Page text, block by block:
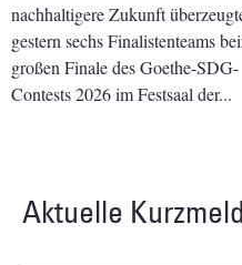
nachhaltigere Zukunft
gestern sechs Finalistenteams
großen Finale des Goethe-SDG-
Contests 2026 im Festsaal der
Aktuelle